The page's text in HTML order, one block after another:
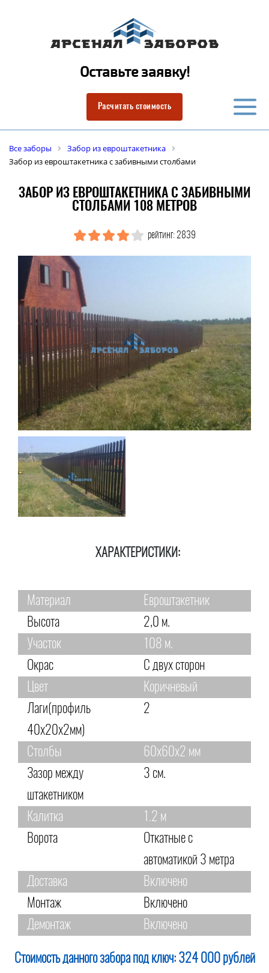
Оставьте заявку!
Расчитать стоимость
Все заборы
Забор из евроштакетника
Забор из евроштакетника с забивными столбами
ЗАБОР ИЗ ЕВРОШТАКЕТНИКА С ЗАБИВНЫМИ
СТОЛБАМИ 108 МЕТРОВ
рейтинг: 2839
ХАРАКТЕРИСТИКИ:
Материал
Евроштакетник
Высота
2,0 м.
Участок
108 м.
Окрас
С двух сторон
Цвет
Коричневый
Лаги(профиль
40х20х2мм)
2
Столбы
60х60х2 мм
Зазор между
штакетником
3 см.
Калитка
1.2 м
Ворота
Откатные с
автоматикой 3 метра
Доставка
Включено
Монтаж
Включено
Демонтаж
Включено
Стоимость данного забора под ключ: 324 000 рублей